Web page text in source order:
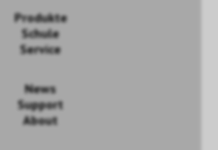
Produkte
Schule
Service
News
Support
About